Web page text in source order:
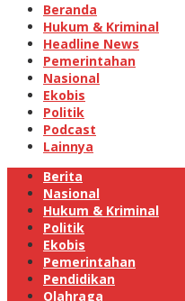
Beranda
Hukum & Kriminal
Headline News
Pemerintahan
Nasional
Ekobis
Politik
Podcast
Lainnya
Berita
Nasional
Hukum & Kriminal
Politik
Ekobis
Pemerintahan
Pendidikan
Olahraga